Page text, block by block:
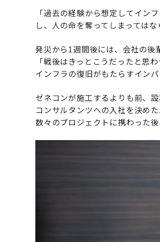
「過去の経験から想定してイン
し、人の命を奪ってしまっては
発災から1週間後には、会社の後
「戦後はきっとこうだったと思
インフラの復旧がもたらすイン
ゼネコンが施工するよりも前、
コンサルタンツへの入社を決め
数々のプロジェクトに携わった